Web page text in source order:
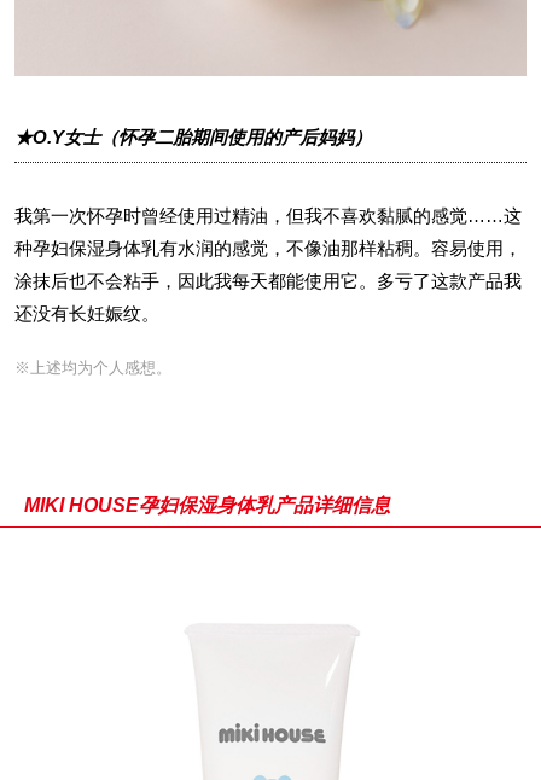
★O.Y女士（怀孕二胎期间使用的产后妈妈）
我第一次怀孕时曾经使用过精油，但我不喜欢黏腻的感觉……这
种孕妇保湿身体乳有水润的感觉，不像油那样粘稠。容易使用，
涂抹后也不会粘手，因此我每天都能使用它。多亏了这款产品我
还没有长妊娠纹。
※上述均为个人感想。
MIKI HOUSE孕妇保湿身体乳产品详细信息